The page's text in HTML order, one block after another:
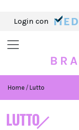
Login con
Home Lutto
LUTTO